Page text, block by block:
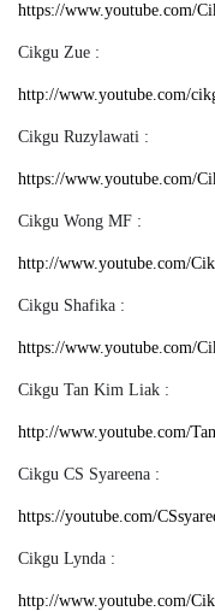
https://www.youtube.com/
Cikgu Zue :
http://www.youtube.com/
Cikgu Ruzylawati :
https://www.youtube.com/
Cikgu Wong MF :
http://www.youtube.com/
Cikgu Shafika :
https://www.youtube.com/
Cikgu Tan Kim Liak :
http://www.youtube.com/
Cikgu CS Syareena :
https://youtube.com/
Cikgu Lynda :
http://www.youtube.com/